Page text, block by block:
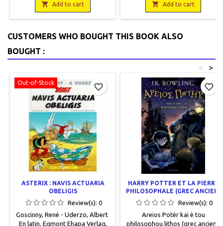
broché. Neuf.9782377751068
 Add to cart
N&B. 6 cartes, relié.Neuf.
9782251454931
 Add to cart
CUSTOMERS WHO BOUGHT THIS BOOK ALSO
BOUGHT :
>
<
Out-of-Stock
ASTERIX : NAVIS ACTUARIA
OBELIGIS
Review(s): 0
Goscinny, René - Uderzo, Albert
En latin, Egmont Ehapa Verlag,
favorite_border
HARRY POTTER ET LA PIERRE
PHILOSOPHALE (GREC ANCIEN)
Review(s): 0
Areios Potér kai è tou
philosophou lithos (grec ancien).
favorite_border